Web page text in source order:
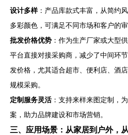
设计多样：产品库款式丰富，从简约
多彩颜色，可满足不同市场和客户的审
批发价格优势 ：作为生产厂家或大型
平台直接对接采购商，减少了中间环
发价格，尤其适合超市、便利店、酒
规模采购。
定制服务灵活 ：支持来样来图定制，
案，助力品牌建设和市场营销。
三、应用场景：从家居到户外，